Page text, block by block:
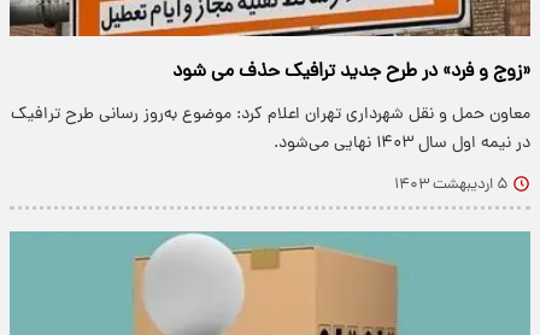
«زوج و فرد» در طرح جدید ترافیک حذف می شود
معاون حمل و نقل شهرداری تهران اعلام کرد: موضوع به‌روز رسانی طرح ترافیک
در نیمه اول سال ۱۴۰۳ نهایی می‌شود.
۵ اردیبهشت ۱۴۰۳